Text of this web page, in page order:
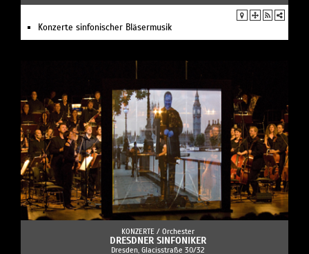
Konzerte sinfonischer Bläsermusik
KONZERTE / Orchester
DRESDNER SINFONIKER
Dresden, Glacisstraße 30/32